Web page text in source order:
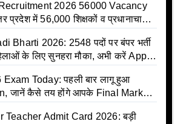
2026 56000 Vacancy
प्रदेश में 56,000 शिक्षकों व प्रधानाचार्यों
Bharti 2026: 2548 पदों पर बंपर भर्ती
के लिए सुनहरा मौका, अभी करें Apply
Today: पहली बार लागू हुआ
जानें कैसे तय होंगे आपके Final Marks
Teacher Admit Card 2026: बड़ी